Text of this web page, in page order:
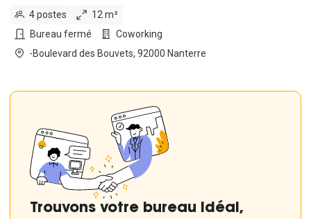
4 postes
12 m²
Bureau fermé
Coworking
-Boulevard des Bouvets, 92000 Nanterre
Trouvons votre bureau idéal,